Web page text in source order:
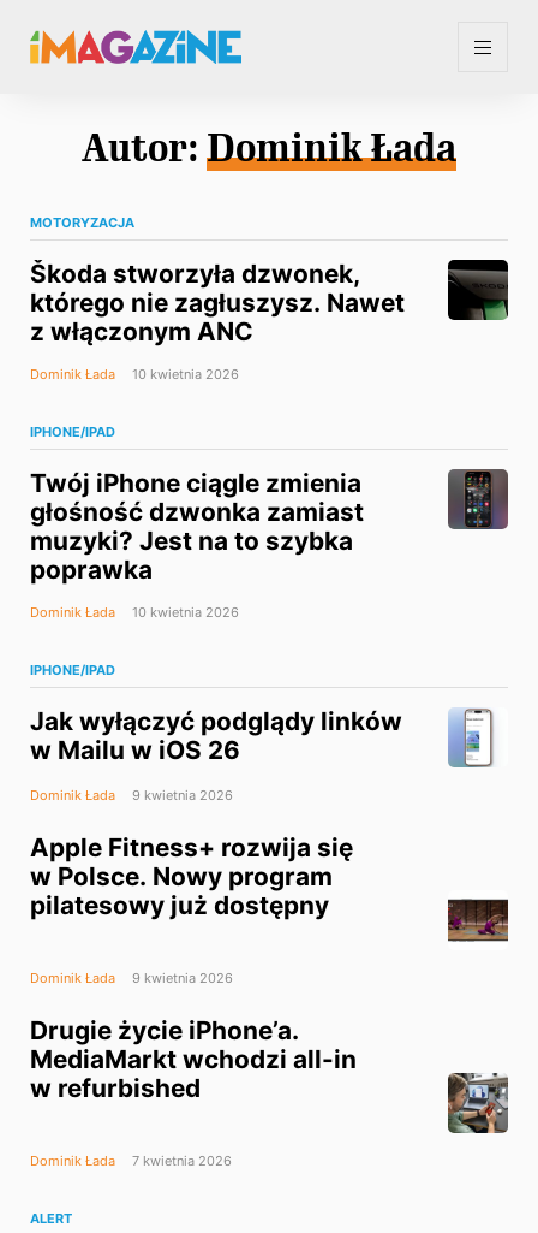
Autor: Dominik Łada
MOTORYZACJA
Škoda stworzyła dzwonek,
którego nie zagłuszysz. Nawet
z włączonym ANC
Dominik Łada 10 kwietnia 2026
IPHONE/IPAD
Twój iPhone ciągle zmienia
głośność dzwonka zamiast
muzyki? Jest na to szybka
poprawka
Dominik Łada 10 kwietnia 2026
IPHONE/IPAD
Jak wyłączyć podglądy linków
w Mailu w iOS 26
Dominik Łada 9 kwietnia 2026
Apple Fitness+ rozwija się
w Polsce. Nowy program
pilatesowy już dostępny
Dominik Łada 9 kwietnia 2026
Drugie życie iPhone’a.
MediaMarkt wchodzi all-in
w refurbished
Dominik Łada 7 kwietnia 2026
ALERT